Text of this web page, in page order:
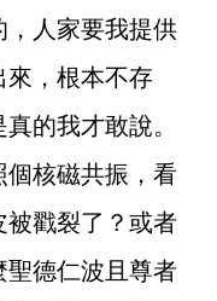
，人家要我提供
來，根本不存
的我才敢說。
個核磁共振，看
被戳裂了？或者
聖德仁波且尊者